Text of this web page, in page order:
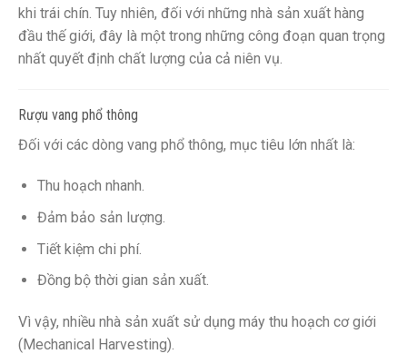
khi trái chín. Tuy nhiên, đối với những nhà sản xuất hàng
đầu thế giới, đây là một trong những công đoạn quan trọng
nhất quyết định chất lượng của cả niên vụ.
Rượu vang phổ thông
Đối với các dòng vang phổ thông, mục tiêu lớn nhất là:
Thu hoạch nhanh.
Đảm bảo sản lượng.
Tiết kiệm chi phí.
Đồng bộ thời gian sản xuất.
Vì vậy, nhiều nhà sản xuất sử dụng máy thu hoạch cơ giới
(Mechanical Harvesting).